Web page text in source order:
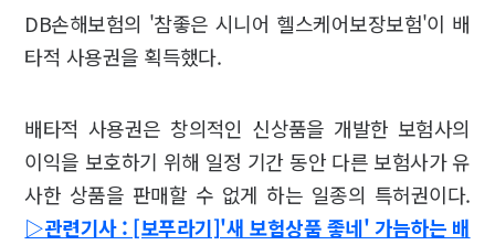
DB손해보험의 '참좋은 시니어 헬스케어보장보험'이 배
타적 사용권을 획득했다.
배타적 사용권은 창의적인 신상품을 개발한 보험사의
이익을 보호하기 위해 일정 기간 동안 다른 보험사가 유
사한 상품을 판매할 수 없게 하는 일종의 특허권이다.
▷관련기사 : [보푸라기]'새 보험상품 좋네' 가늠하는 배